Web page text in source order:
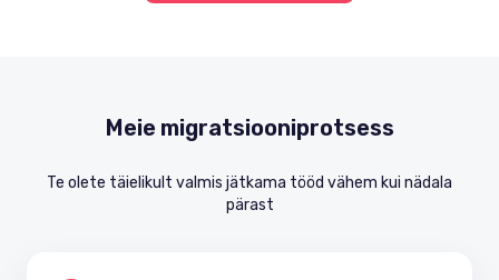
Meie migratsiooniprotsess
Te olete täielikult valmis jätkama tööd vähem kui nädala
pärast